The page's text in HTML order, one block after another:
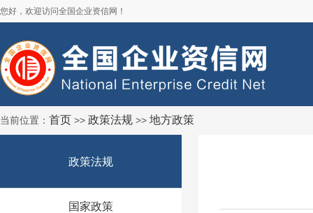
您好，欢迎访问全国企业资信网！
当前位置： 首页 >> 政策法规 >> 地方政策
政策法规
国家政策